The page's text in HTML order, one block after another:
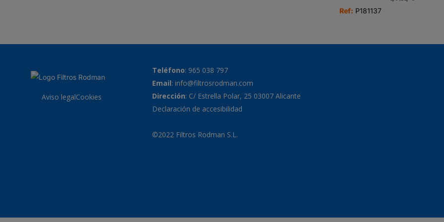
Ref: P181137
Aviso legalCookies
Teléfono: 965 038 797
Email: info@filtrosrodman.com
Dirección: C/ Estrella Polar, 25 03007 Alicante
Declaración de accesibilidad
©2022 Filtros Rodman S.L.